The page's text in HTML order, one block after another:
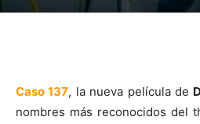
Caso 137, la nueva película de
nombres más reconocidos del